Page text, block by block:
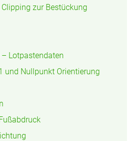
zur Bestückung
Lotpastendaten
und Nullpunkt Orientierung